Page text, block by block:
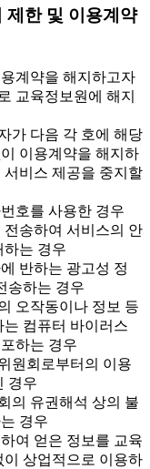
제한 및 이용계약
계약을 해지하고자
교육정보원에 해지
가 다음 각 호에 해당
이용계약을 해지하
비스 제공을 중지할
호를 사용한 경우
전송하여 서비스의 안
하는 경우
반하는 광고성 정
송하는 경우
오작동이나 정보 등
컴퓨터 바이러스
하는 경우
원회로부터의 이용
경우
의 유권해석 상의 불
경우
여 얻은 정보를 교육
이 상업적으로 이용하